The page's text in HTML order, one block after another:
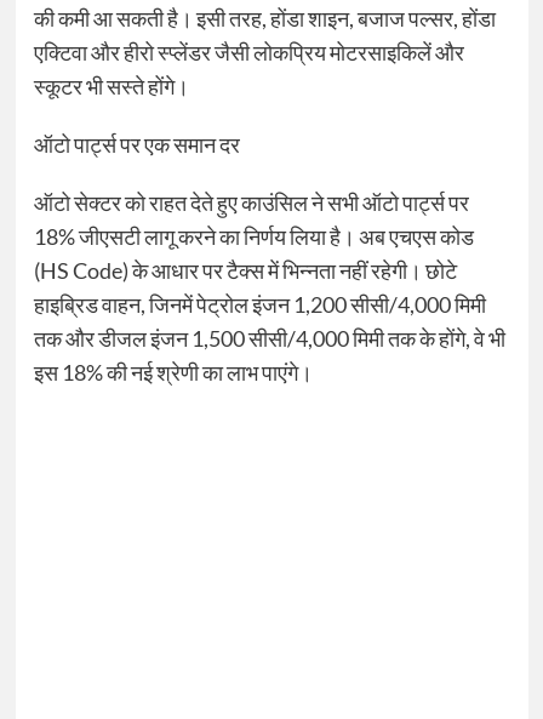
की कमी आ सकती है। इसी तरह, होंडा शाइन, बजाज पल्सर, होंडा
एक्टिवा और हीरो स्प्लेंडर जैसी लोकप्रिय मोटरसाइकिलें और
स्कूटर भी सस्ते होंगे।
ऑटो पार्ट्स पर एक समान दर
ऑटो सेक्टर को राहत देते हुए काउंसिल ने सभी ऑटो पार्ट्स पर
18% जीएसटी लागू करने का निर्णय लिया है। अब एचएस कोड
(HS Code) के आधार पर टैक्स में भिन्नता नहीं रहेगी। छोटे
हाइब्रिड वाहन, जिनमें पेट्रोल इंजन 1,200 सीसी/4,000 मिमी
तक और डीजल इंजन 1,500 सीसी/4,000 मिमी तक के होंगे, वे भी
इस 18% की नई श्रेणी का लाभ पाएंगे।